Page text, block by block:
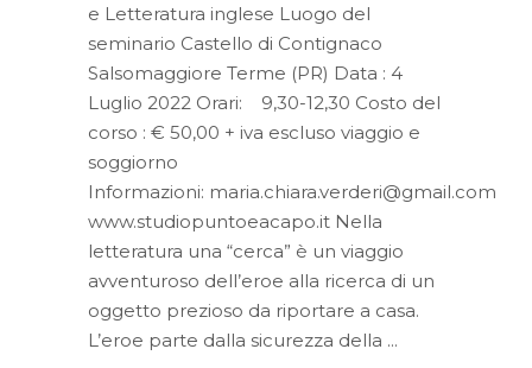
e Letteratura inglese Luogo del
seminario Castello di Contignaco
Salsomaggiore Terme (PR) Data : 4
Luglio 2022 Orari: 9,30-12,30 Costo del
corso : € 50,00 + iva escluso viaggio e
soggiorno
Informazioni: maria.chiara.verderi@gmail.com
www.studiopuntoeacapo.it Nella
letteratura una “cerca” è un viaggio
avventuroso dell’eroe alla ricerca di un
oggetto prezioso da riportare a casa.
L’eroe parte dalla sicurezza della